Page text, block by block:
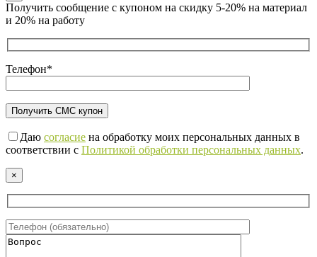
Получить сообщение с купоном на скидку 5-20% на материал
и 20% на работу
Телефон*
Даю согласие на обработку моих персональных данных в
соответствии с Политикой обработки персональных данных.
×